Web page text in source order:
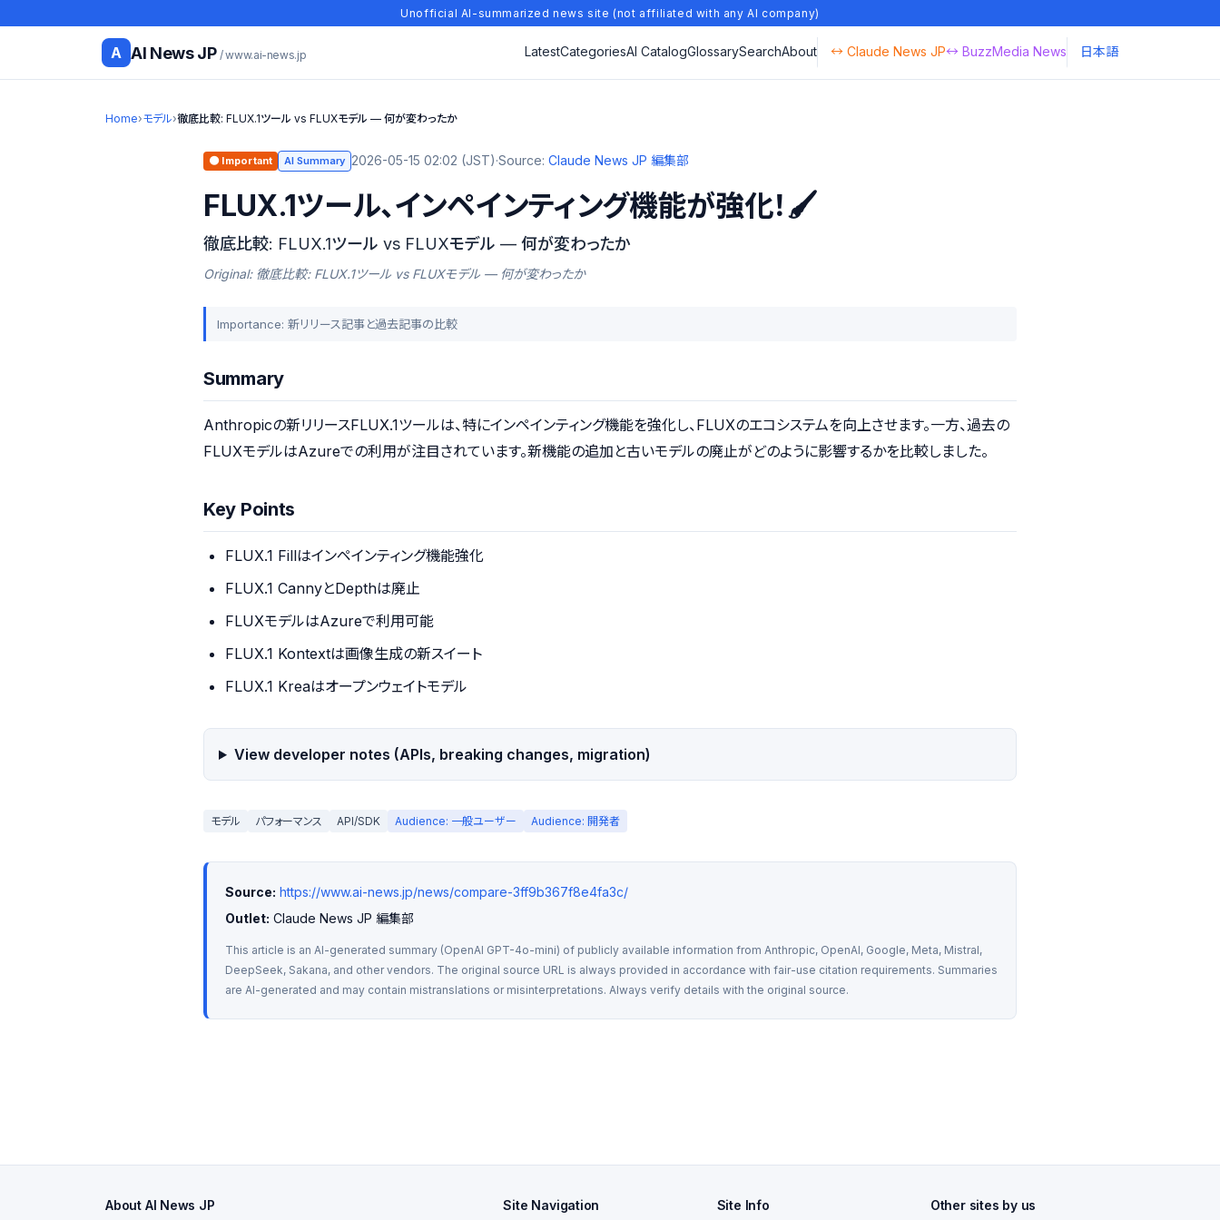
Unofficial AI-summarized news site (not affiliated with any AI company)
A AI News JP / www.ai-news.jp LatestCategoriesAI CatalogGlossarySearchAbout ↔ Claude News JP↔ BuzzMedia News 日本語
Home›モデル›徹底比較: FLUX.1ツール vs FLUXモデル — 何が変わったか
🟠 Important AI Summary 2026-05-15 02:02 (JST)·Source:Claude News JP 編集部
FLUX.1ツール、インペインティング機能が強化！🖌️
徹底比較: FLUX.1ツール vs FLUXモデル — 何が変わったか
Original: 徹底比較: FLUX.1ツール vs FLUXモデル — 何が変わったか
Importance: 新リリース記事と過去記事の比較
Summary
Anthropicの新リリースFLUX.1ツールは、特にインペインティング機能を強化し、FLUXのエコシステムを向上させます。一方、過去の
FLUXモデルはAzureでの利用が注目されています。新機能の追加と古いモデルの廃止がどのように影響するかを比較しました。
Key Points
FLUX.1 Fillはインペインティング機能強化
FLUX.1 CannyとDepthは廃止
FLUXモデルはAzureで利用可能
FLUX.1 Kontextは画像生成の新スイート
FLUX.1 Kreaはオープンウェイトモデル
View developer notes (APIs, breaking changes, migration)
モデル パフォーマンス API/SDK Audience: 一般ユーザー Audience: 開発者
Source: https://www.ai-news.jp/news/compare-3ff9b367f8e4fa3c/
Outlet: Claude News JP 編集部
This article is an AI-generated summary (OpenAI GPT-4o-mini) of publicly available information from Anthropic, OpenAI, Google, Meta, Mistral,
DeepSeek, Sakana, and other vendors. The original source URL is always provided in accordance with fair-use citation requirements. Summaries
are AI-generated and may contain mistranslations or misinterpretations. Always verify details with the original source.
About AI News JP Site Navigation Site Info Other sites by us